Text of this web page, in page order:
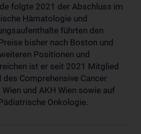
folgte 2021 der Abschluss im
Hämatologie und
führten den
bisher nach Boston und
Positionen und
ist er seit 2021 Mitglied
des Comprehensive Cancer
und AKH Wien sowie auf
Onkologie.